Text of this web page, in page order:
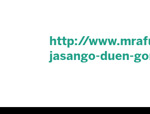
http://
jasango-duen-